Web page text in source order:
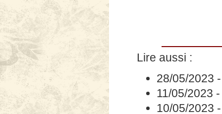
Lire aussi :
28/05/2023
11/05/2023
10/05/2023